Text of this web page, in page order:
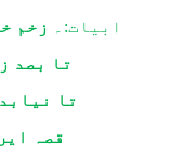
ابیات:۔
زخم
تا بصد
تا
قصہ